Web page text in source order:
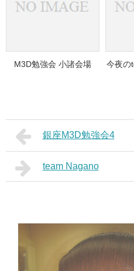
M3D勉強会 小諸会場
今夜の
銀座M3D勉強会4
team Nagano